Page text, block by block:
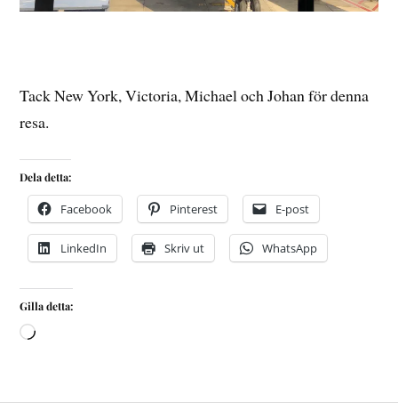
Tack New York, Victoria, Michael och Johan för denna
resa.
Dela detta:
Facebook Pinterest E-post
LinkedIn Skriv ut WhatsApp
Gilla detta: